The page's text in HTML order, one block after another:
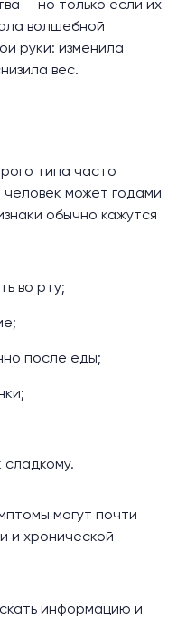
— но только если их
волшебной
руки: изменила
вес.
типа часто
может годами
обычно кажутся
во рту;
после еды;
сладкому.
могут почти
и хронической
информацию и